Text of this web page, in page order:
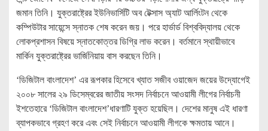
জমান তিনি। যুক্তরাষ্ট্রের ইউনিভার্সিটি অব টেক্সাস অ্যাট আর্লিংটন থেকে
কম্পিউটার সায়েন্সে স্নাতক শেষ করেন জয়। পরে হার্ভার্ড বিশ্ববিদ্যালয় থেকে
লোকপ্রশাসন বিষয়ে স্নাতকোত্তর ডিগ্রি লাভ করেন। বর্তমানে স্থায়ীভাবে
মার্কিন যুক্তরাষ্ট্রের ভার্জিনিয়ায় বাস করছেন তিনি।
‘ডিজিটাল বাংলাদেশ’ এর রূপকার হিসেবে খ্যাত সজীব ওয়াজেদ জয়ের উদ্যোগেই
২০০৮ সালের ২৯ ডিসেম্বরের জাতীয় সংসদ নির্বাচনে আওয়ামী লীগের নির্বাচনী
ইশতেহারে ‘ডিজিটাল বাংলাদেশ’ধারণাটি যুক্ত হয়েছিল। দেশের মানুষ এই ধারণা
ব্যাপকভাবে গ্রহণ করে এবং সেই নির্বাচনে আওয়ামী লীগকে ক্ষমতায় আনে।